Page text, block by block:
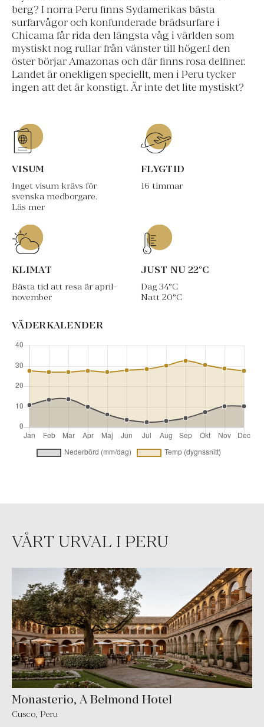
berg? I norra Peru finns Sydamerikas bästa
surfarvågor och konfunderade brädsurfare i
Chicama får rida den längsta våg i världen som
mystiskt nog rullar från vänster till höger.I den
öster börjar Amazonas och där finns rosa delfiner.
Landet är onekligen speciellt, men i Peru tycker
ingen att det är konstigt. Är inte det lite mystiskt?
VISUM
Inget visum krävs för
svenska medborgare.
Läs mer
FLYGTID
16 timmar
KLIMAT
Bästa tid att resa är april-
november
JUST NU 22°C
Dag 34°C
Natt 20°C
VÄDERKALENDER
VÅRT URVAL I PERU
Monasterio, A Belmond Hotel
Cusco, Peru